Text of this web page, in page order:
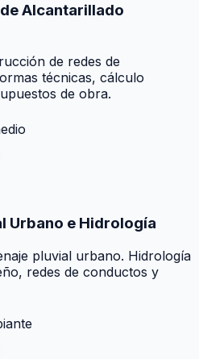
Alcantarillado
de redes de
técnicas, cálculo
de obra.
Urbano e Hidrología
pluvial urbano. Hidrología
redes de conductos y